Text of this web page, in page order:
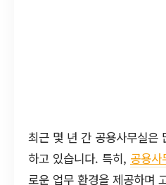
최근 몇 년 간 공용사무실은
하고 있습니다. 특히, 공용
로운 업무 환경을 제공하며